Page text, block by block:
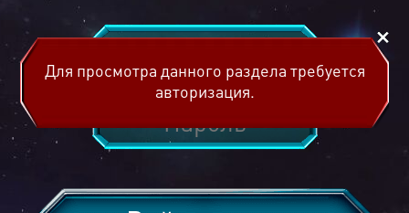
Для просмотра данного раздела требуется
авторизация.